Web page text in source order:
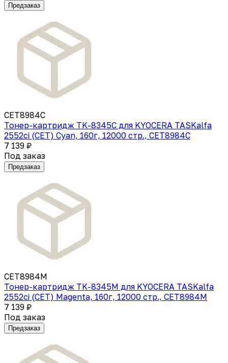
Предзаказ
CET8984C
Тонер-картридж TK-8345C для KYOCERA TASKalfa
2552ci (CET) Cyan, 160г, 12000 стр., CET8984C
7 139 ₽
Под заказ
Предзаказ
CET8984M
Тонер-картридж TK-8345M для KYOCERA TASKalfa
2552ci (CET) Magenta, 160г, 12000 стр., CET8984M
7 139 ₽
Под заказ
Предзаказ